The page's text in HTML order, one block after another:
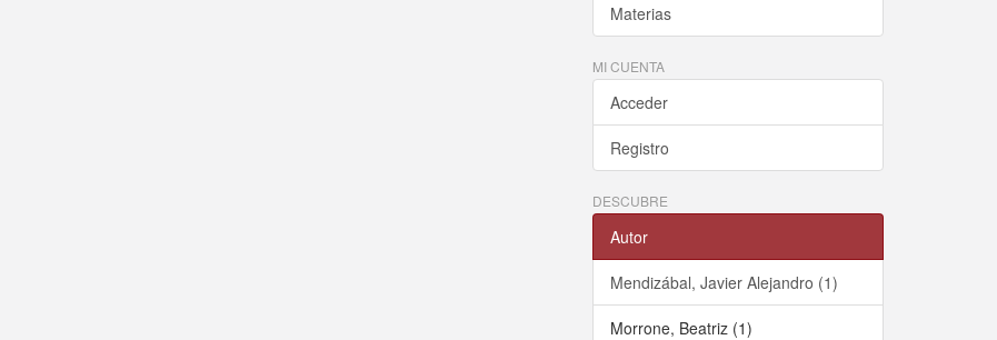
Materias
MI CUENTA
Acceder
Registro
DESCUBRE
Autor
Mendizábal, Javier Alejandro (1)
Morrone, Beatriz (1)